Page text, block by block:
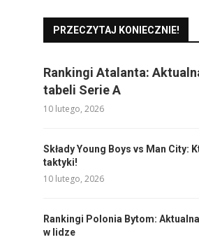
PRZECZYTAJ KONIECZNIE!
Rankingi Atalanta:
tabeli Serie A
10 lutego, 2026
Składy Young Boys vs Man City:
taktyki!
10 lutego, 2026
Rankingi Polonia Bytom:
w lidze